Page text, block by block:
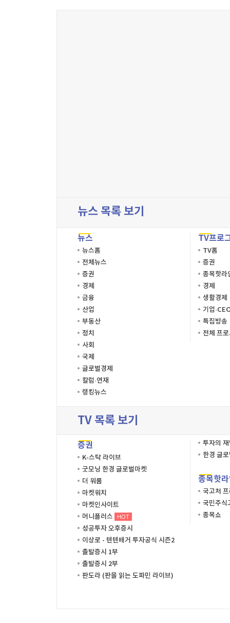
뉴스 목록 보기
뉴스
뉴스홈
전체뉴스
증권
경제
금융
산업
부동산
정치
사회
국제
글로벌경제
칼럼·연재
랭킹뉴스
TV프로
TV홈
증권
종목핫라
경제
생활경제
기업
특집방송
전체 프
TV 목록 보기
증권
K-스탁 라이브
굿모닝 한경 글로벌마켓
더 워룸
마켓워치
마켓인사이트
머니플러스
HOT
성공투자 오후증시
이상로 - 텐텐배거 투자공식 시즌2
출발증시 1부
출발증시 2부
판도라 (판을 읽는 도파민 라이브)
투자의
한경 글
종목핫
국고처
국민주식
종목쇼